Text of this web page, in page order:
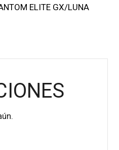
ELITE GX/LUNA